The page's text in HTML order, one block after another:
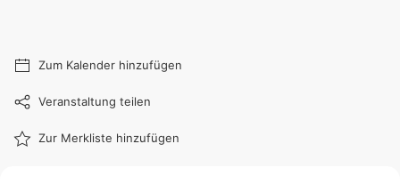
Zum Kalender hinzufügen
Veranstaltung teilen
Zur Merkliste hinzufügen